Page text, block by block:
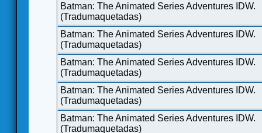
Batman: The Animated Series Adventures IDW.
(Tradumaquetadas)
Batman: The Animated Series Adventures IDW.
(Tradumaquetadas)
Batman: The Animated Series Adventures IDW.
(Tradumaquetadas)
Batman: The Animated Series Adventures IDW.
(Tradumaquetadas)
Batman: The Animated Series Adventures IDW.
(Tradumaquetadas)